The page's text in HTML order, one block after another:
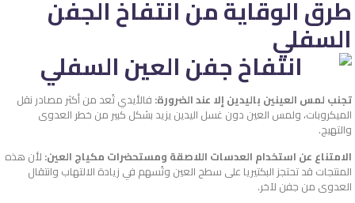
طرق الوقاية من انتفاخ الجفن
السفلي
تجنب لمس العينين باليدين إلا عند الضرورة: فالأيدي تُعد من أكثر مصادر نقل
الميكروبات، ولمس العين دون غسل اليدين يزيد بشكل كبير من خطر العدوى
والتهيج.
الامتناع عن استخدام العدسات اللاصقة ومستحضرات مكياج العين: لأن هذه
المنتجات قد تحتجز البكتيريا على سطح العين وتُسهم في زيادة الالتهاب وانتقال
العدوى من جفن لآخر.